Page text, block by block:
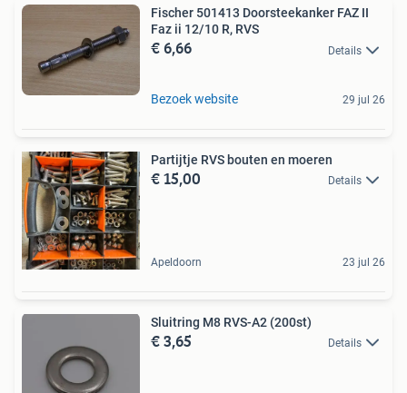
Fischer 501413 Doorsteekanker FAZ II
Faz ii 12/10 R, RVS
€ 6,66 Details
Bezoek website 29 jul 26
Partijtje RVS bouten en moeren
€ 15,00 Details
Apeldoorn 23 jul 26
Sluitring M8 RVS-A2 (200st)
€ 3,65 Details